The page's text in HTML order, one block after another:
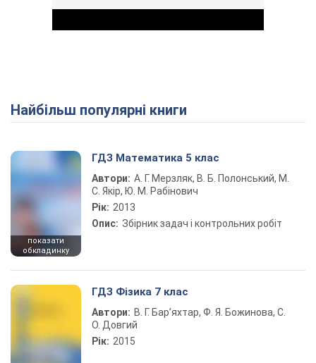
Play Video
Найбільш популярні книги
показати
обкладинку
ГДЗ Математика 5 клас
Автори: А. Г. Мерзляк, В. Б. Полонський, М.
С. Якір, Ю. М. Рабінович
Рік: 2013
Опис: Збірник задач і контрольних робіт
ГДЗ Фізика 7 клас
Автори: В. Г. Бар’яхтар, Ф. Я. Божинова, С.
О. Довгий
Рік: 2015